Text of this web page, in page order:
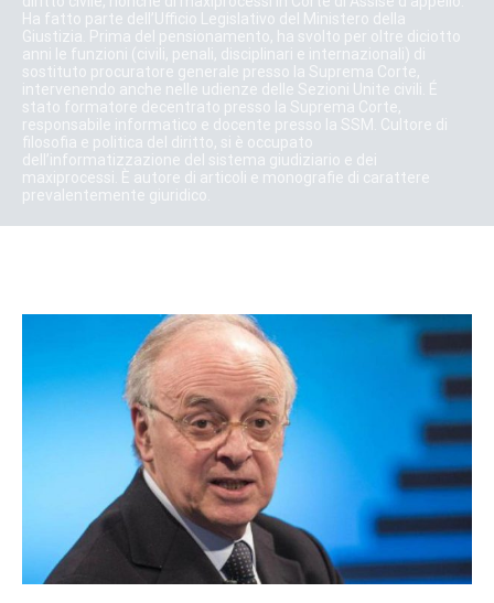
Ha fatto parte dell’Ufficio Legislativo del Ministero della
Giustizia. Prima del pensionamento, ha svolto per oltre diciotto
anni le funzioni (civili, penali, disciplinari e internazionali) di
sostituto procuratore generale presso la Suprema Corte,
intervenendo anche nelle udienze delle Sezioni Unite civili. É
stato formatore decentrato presso la Suprema Corte,
responsabile informatico e docente presso la SSM. Cultore di
filosofia e politica del diritto, si è occupato
dell’informatizzazione del sistema giudiziario e dei
maxiprocessi. È autore di articoli e monografie di carattere
prevalentemente giuridico.